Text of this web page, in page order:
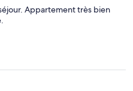
Appartement très bien